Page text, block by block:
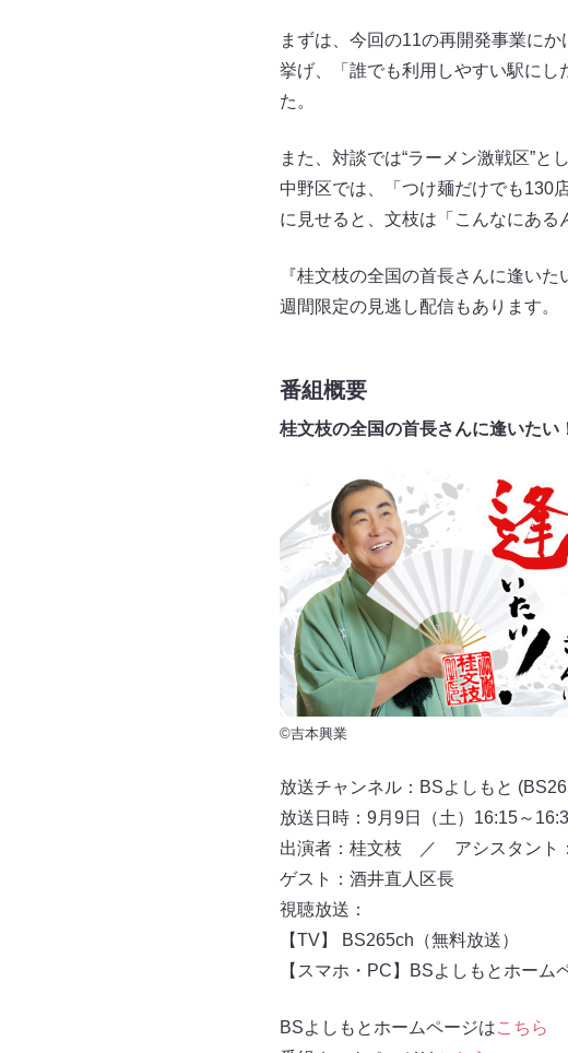
まずは、今回の11の再開発事業に
挙げ、「誰でも利用しやすい駅に
た。
また、対談では“ラーメン激戦区”
中野区では、「つけ麺だけでも130
に見せると、文枝は「こんなにある
『桂文枝の全国の首長さんに逢い
週間限定の見逃し配信もあります。
番組概要
桂文枝の全国の首長さんに逢いたい
©吉本興業
放送チャンネル：BSよしもと
放送日時：9月9日（土）16:15～
出演者：桂文枝 ／ アシスタント
ゲスト：酒井直人区長
視聴放送：
【TV】 BS265ch（無料放送）
【スマホ・PC】BSよしもとホーム
BSよしもとホームページはこちら